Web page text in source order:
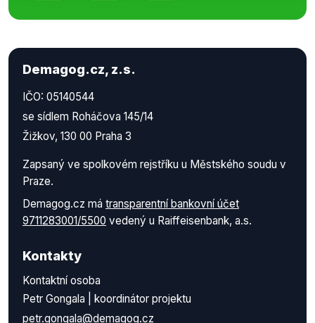
Demagog.cz, z.s.
IČO: 05140544
se sídlem Roháčova 145/14
Žižkov, 130 00 Praha 3
Zapsaný ve spolkovém rejstříku u Městského soudu v
Praze.
Demagog.cz má transparentní bankovní účet
9711283001/5500 vedený u Raiffeisenbank, a.s.
Kontakty
Kontaktní osoba
Petr Gongala | koordinátor projektu
petr.gongala@demagog.cz